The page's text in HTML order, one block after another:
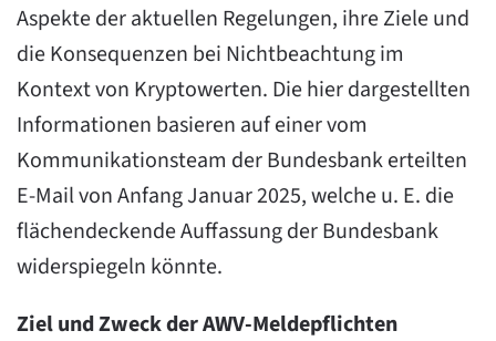
Aspekte der aktuellen Regelungen, ihre Ziele und
die Konsequenzen bei Nichtbeachtung im
Kontext von Kryptowerten. Die hier dargestellten
Informationen basieren auf einer vom
Kommunikationsteam der Bundesbank erteilten
E-Mail von Anfang Januar 2025, welche u. E. die
flächendeckende Auffassung der Bundesbank
widerspiegeln könnte.
Ziel und Zweck der AWV-Meldepflichten